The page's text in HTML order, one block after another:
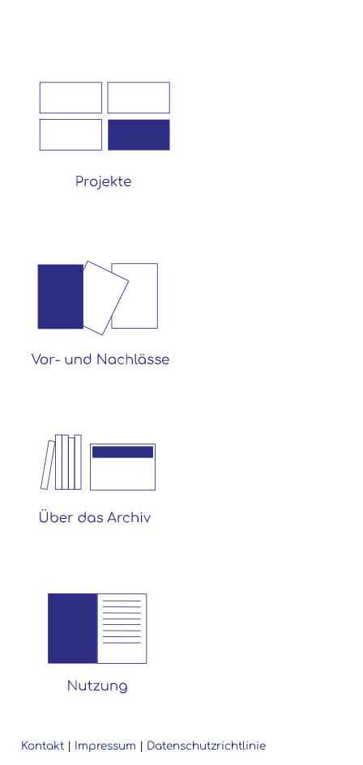
Kontakt| Impressum Datenschutzrichtlinie